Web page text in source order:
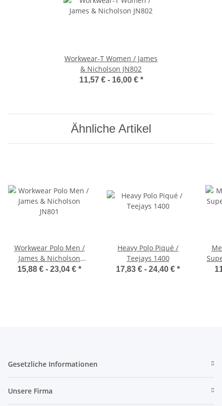
Workwear-T Women / James
& Nicholson JN802
11,57 € - 16,00 € *
Ähnliche Artikel
Workwear Polo Men /
James & Nicholson
JN801
15,88 € - 23,04 € *
Heavy Polo Piqué /
Teejays 1400
17,83 € - 24,40 € *
Gesetzliche Informationen
Unsere Firma